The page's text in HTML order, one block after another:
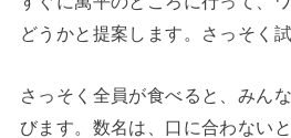
どうかと提案します。さっそく
さっそく全員が食べると、みん
びます。数名は、口に合わない